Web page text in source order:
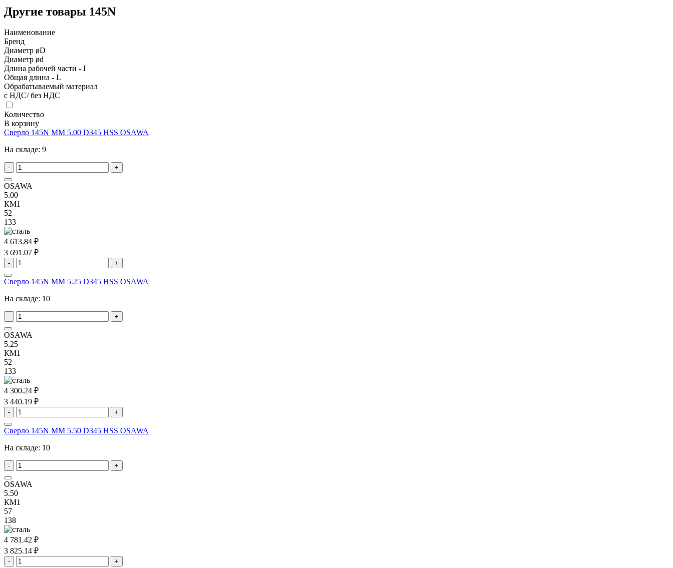
Другие товары 145N
Наименование
Бренд
Диаметр øD
Диаметр ød
Длина рабочей части - I
Общая длина - L
Обрабатываемый материал
с НДС/ без НДС
Количество
В корзину
Сверло 145N MM 5.00 D345 HSS OSAWA
На складе: 9
- +
OSAWA
5.00
КМ1
52
133
4 613.84 ₽
3 691.07 ₽
- +
Сверло 145N MM 5.25 D345 HSS OSAWA
На складе: 10
- +
OSAWA
5.25
КМ1
52
133
4 300.24 ₽
3 440.19 ₽
- +
Сверло 145N MM 5.50 D345 HSS OSAWA
На складе: 10
- +
OSAWA
5.50
КМ1
57
138
4 781.42 ₽
3 825.14 ₽
- +